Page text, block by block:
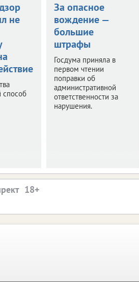
не
способ
За опасное
вождение —
большие
штрафы
Госдума приняла в
первом чтении
поправки об
административной
ответственности за
нарушения.